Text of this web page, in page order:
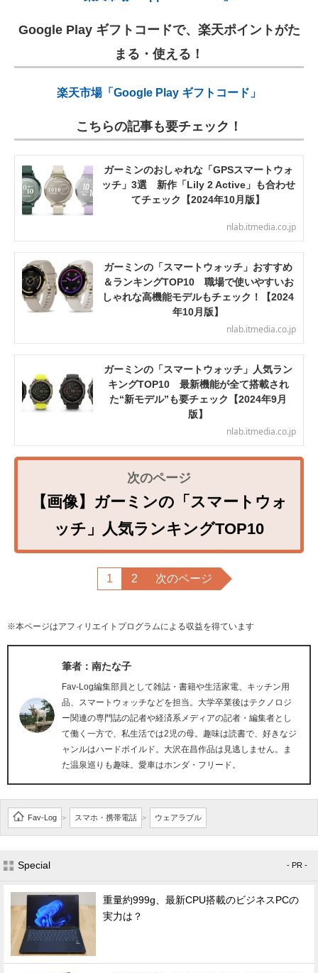
Google Play ギフトコードで、楽天ポイントがた
まる・使える！
楽天市場「Google Play ギフトコード」
こちらの記事も要チェック！
ガーミンのおしゃれな「GPSスマートウォ
ッチ」3選 新作「Lily 2 Active」も合わせ
てチェック【2024年10月版】
nlab.itmedia.co.jp
ガーミンの「スマートウォッチ」おすすめ
＆ランキングTOP10 職場で使いやすいお
しゃれな高機能モデルもチェック！【2024
年10月版】
nlab.itmedia.co.jp
ガーミンの「スマートウォッチ」人気ラン
キングTOP10 最新機能が全て搭載され
た“新モデル”も要チェック【2024年9月
版】
nlab.itmedia.co.jp
【画像】ガーミンの「スマートウォ
ッチ」人気ランキングTOP10
1 2 次のページ
※本ページはアフィリエイトプログラムによる収益を得ています
筆者：南たな子
Fav-Log編集部員として雑誌・書籍や生活家電、キッチン用
品、スマートウォッチなどを担当。大学卒業後はテクノロジ
ー関連の専門誌の記者や経済系メディアの記者・編集者とし
て働く一方で、私生活では2児の母。趣味は読書で、好きなジ
ャンルはハードボイルド。大沢在昌作品は見逃しません。ま
た温泉巡りも趣味。愛車はホンダ・フリード。
Fav-Log > スマホ・携帯電話 > ウェアラブル
Special - PR -
重量約999g、最新CPU搭載のビジネスPCの
実力は？